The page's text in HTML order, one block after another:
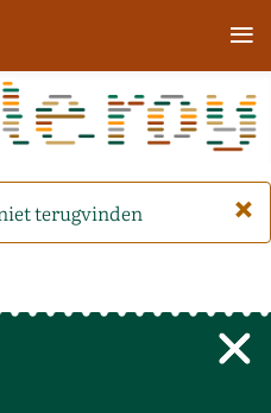
×
terugvinden
≡